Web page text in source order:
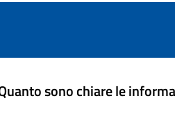
sono chiare le